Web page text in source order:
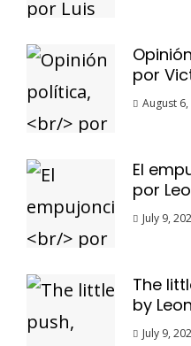
por
August
El
por
July 9,
The
by
July 9,